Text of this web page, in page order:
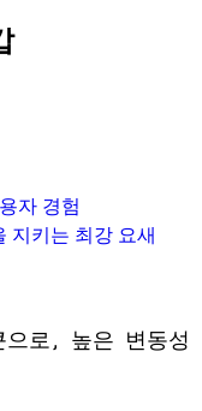
자 경험
지키는 최강 요새
으로, 높은 변동성